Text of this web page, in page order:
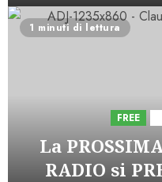
1 minuti di lettura
FREE
La
RADIO si